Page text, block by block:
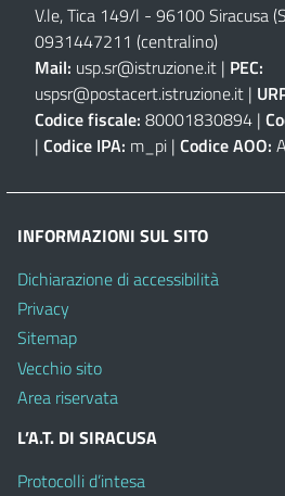
V.le, Tica 149/l - 96100 Siracusa
0931447211 (centralino)
Mail: usp.sr@istruzione.it | PEC:
uspsr@postacert.istruzione.it |
Codice fiscale: 80001830894 |
| Codice IPA: m_pi | Codice AOO:
INFORMAZIONI SUL SITO
Dichiarazione di accessibilità
Privacy
Sitemap
Vecchio sito
Area riservata
L’A.T. DI SIRACUSA
Protocolli d’intesa